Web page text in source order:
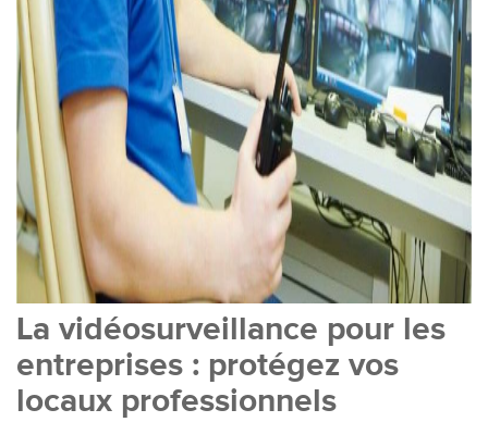
La vidéosurveillance pour les
entreprises : protégez vos
locaux professionnels